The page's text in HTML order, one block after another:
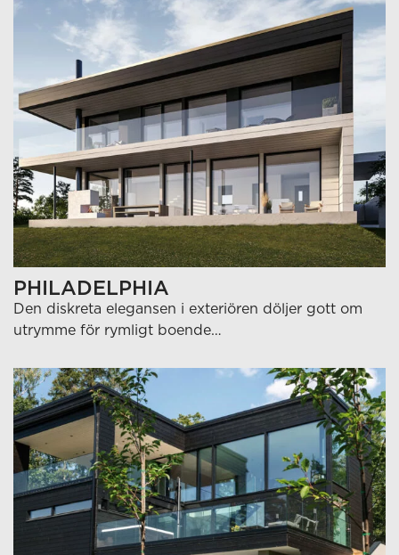
PHILADELPHIA
Den diskreta elegansen i exteriören döljer gott om
utrymme för rymligt boende…